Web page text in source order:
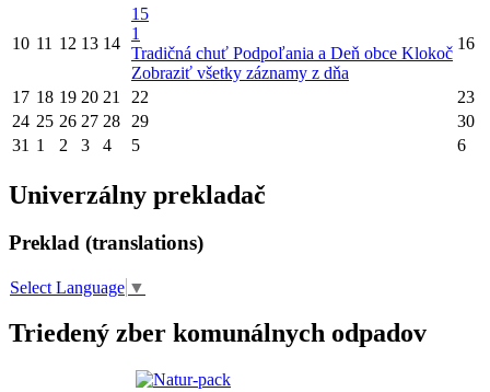
10 11 12 13 14
15
1
Tradičná chuť Podpoľania a Deň obce Klokoč
Zobraziť všetky záznamy z dňa
16
17 18 19 20 21 22
23
24 25 26 27 28 29
30
31 1 2 3 4 5 6
Univerzálny prekladač
Preklad (translations)
Select Language ▼
Triedený zber komunálnych odpadov